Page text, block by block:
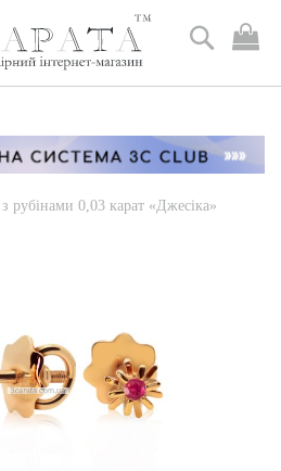
Пошук
рубінами 0,03 карат «Джесіка»